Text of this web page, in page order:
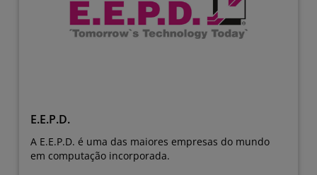
E.E.P.D.
A E.E.P.D. é uma das maiores empresas do mundo
em computação incorporada.